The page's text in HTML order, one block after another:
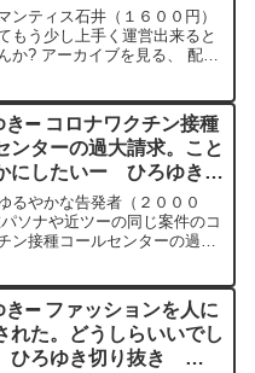
ンティス石井（１６００円）
もう少し上手く運営出来ると
か? アーカイブを見る、 配信
。 ユーザーから金をとるより
トフォ...
き➖ コロナワクチン接種
ンターの過大請求。こと
にしたいー ひろゆき切
るやかな告発者（２０００
ソナや近ツーの同じ案件のコ
ン接種コールセンターの過大
査がほとんど行われなかったこ
市役所と業...
き➖ ファッションを人に
れた。どうしらいいでし
ひろゆき切り抜き